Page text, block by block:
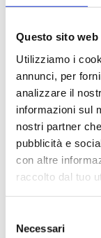
Questo sito
Utilizziamo i
annunci, per
analizzare il
informazioni sul
nostri partner
pubblicità e
con altre
raccolto dal tuo
delNecessari